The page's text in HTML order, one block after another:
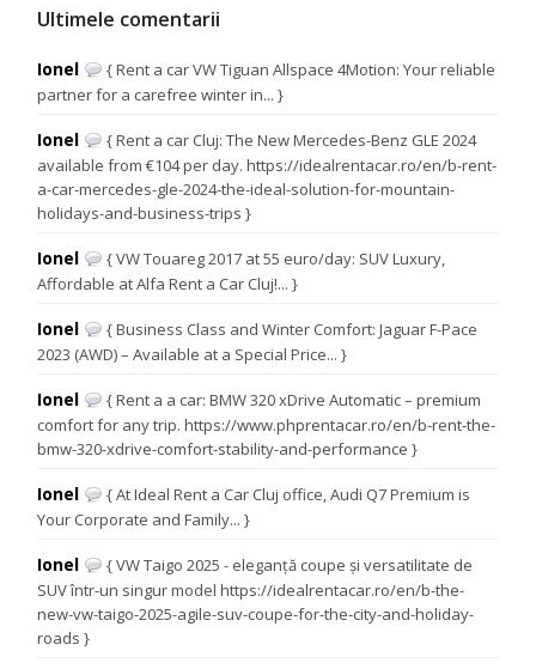
Ultimele comentarii
Ionel
{ Rent a car VW Tiguan Allspace 4Motion: Your reliable
partner for a carefree winter in... }
Ionel
{ Rent a car Cluj: The New Mercedes-Benz GLE 2024
available from €104 per day. https://idealrentacar.ro/en/b-rent-
a-car-mercedes-gle-2024-the-ideal-solution-for-mountain-
holidays-and-business-trips }
Ionel
{ VW Touareg 2017 at 55 euro/day: SUV Luxury,
Affordable at Alfa Rent a Car Cluj!... }
Ionel
{ Business Class and Winter Comfort: Jaguar F-Pace
2023 (AWD) – Available at a Special Price... }
Ionel
{ Rent a a car: BMW 320 xDrive Automatic – premium
comfort for any trip. https://www.phprentacar.ro/en/b-rent-the-
bmw-320-xdrive-comfort-stability-and-performance }
Ionel
{ At Ideal Rent a Car Cluj office, Audi Q7 Premium is
Your Corporate and Family... }
Ionel
{ VW Taigo 2025 - eleganță coupe și versatilitate de
SUV într-un singur model https://idealrentacar.ro/en/b-the-
new-vw-taigo-2025-agile-suv-coupe-for-the-city-and-holiday-
roads }